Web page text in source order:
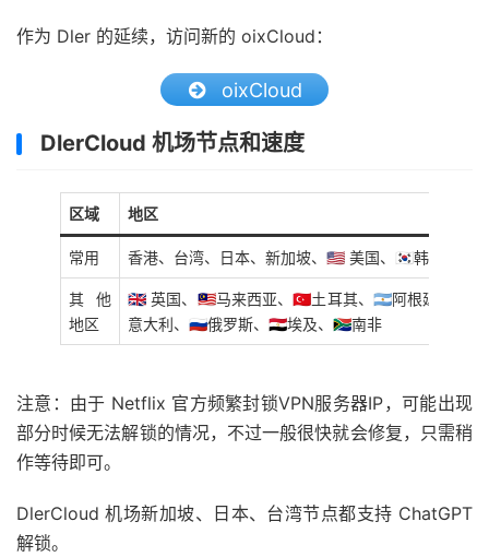
作为 Dler 的延续，访问新的 oixCloud：
oixCloud
DlerCloud 机场节点和速度
区域 地区
常用 香港、台湾、日本、新加坡、🇺🇸 美国、🇰🇷韩国
其他
地区
🇬🇧 英国、🇲🇾马来西亚、🇹🇷土耳其、🇦🇷阿根廷、🇵🇭
意大利、🇷🇺俄罗斯、🇪🇬埃及、🇿🇦南非
注意：由于 Netflix 官方频繁封锁VPN服务器IP，可能出现
部分时候无法解锁的情况，不过一般很快就会修复，只需稍
作等待即可。
DlerCloud 机场新加坡、日本、台湾节点都支持 ChatGPT
解锁。